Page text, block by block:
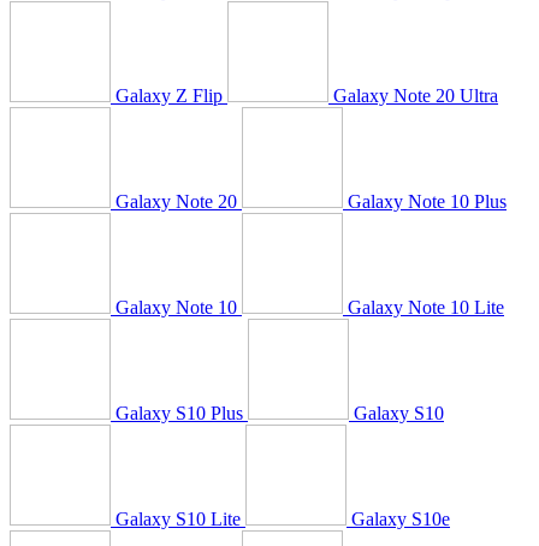
Galaxy Z Flip Galaxy Note 20 Ultra
Galaxy Note 20 Galaxy Note 10 Plus
Galaxy Note 10 Galaxy Note 10 Lite
Galaxy S10 Plus Galaxy S10
Galaxy S10 Lite Galaxy S10e